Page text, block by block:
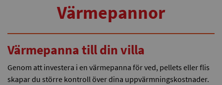
Värmepannor
Värmepanna till din villa
Genom att investera i en värmepanna för ved, pellets eller flis
skapar du större kontroll över dina uppvärmningskostnader.